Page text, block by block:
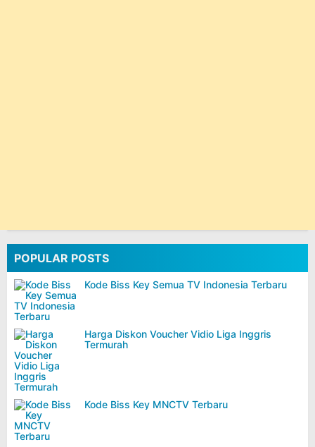
POPULAR POSTS
Kode Biss Key Semua TV Indonesia Terbaru
Harga Diskon Voucher Vidio Liga Inggris
Termurah
Kode Biss Key MNCTV Terbaru